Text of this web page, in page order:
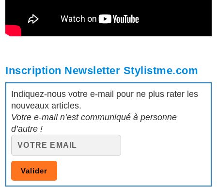
Inscription Newsletter Stylistme.com
Indiquez-nous votre e-mail pour ne plus rater les
nouveaux articles.
Votre e-mail n’est communiqué à personne
d’autre !